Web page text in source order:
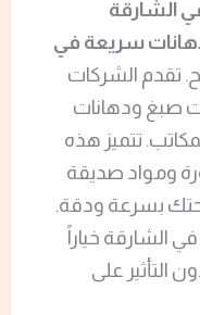
الشارقة
سريعة في
تقدم الشركات
صبغ ودهانات
تتميز هذه
ومواد صديقة
بسرعة ودقة.
الشارقة خياراً
التأثير على